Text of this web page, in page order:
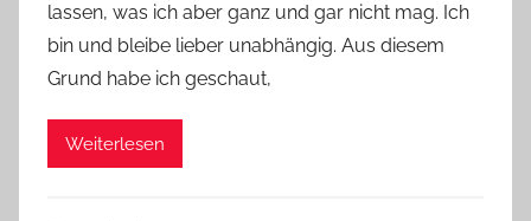
lassen, was ich aber ganz und gar nicht mag. Ich
bin und bleibe lieber unabhängig. Aus diesem
Grund habe ich geschaut,
Weiterlesen